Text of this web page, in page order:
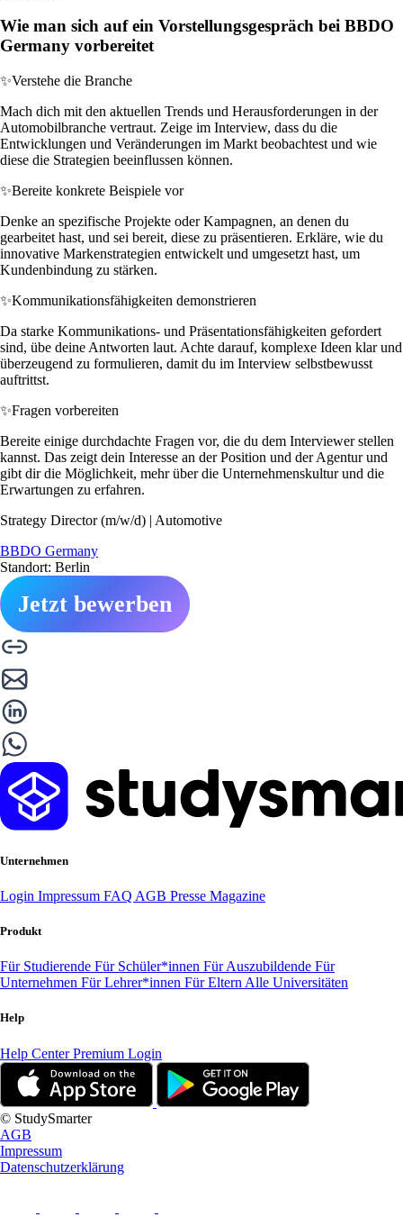
Wie man sich auf ein Vorstellungsgespräch bei BBDO
Germany vorbereitet
✨Verstehe die Branche
Mach dich mit den aktuellen Trends und Herausforderungen in der
Automobilbranche vertraut. Zeige im Interview, dass du die
Entwicklungen und Veränderungen im Markt beobachtest und wie
diese die Strategien beeinflussen können.
✨Bereite konkrete Beispiele vor
Denke an spezifische Projekte oder Kampagnen, an denen du
gearbeitet hast, und sei bereit, diese zu präsentieren. Erkläre, wie du
innovative Markenstrategien entwickelt und umgesetzt hast, um
Kundenbindung zu stärken.
✨Kommunikationsfähigkeiten demonstrieren
Da starke Kommunikations- und Präsentationsfähigkeiten gefordert
sind, übe deine Antworten laut. Achte darauf, komplexe Ideen klar und
überzeugend zu formulieren, damit du im Interview selbstbewusst
auftrittst.
✨Fragen vorbereiten
Bereite einige durchdachte Fragen vor, die du dem Interviewer stellen
kannst. Das zeigt dein Interesse an der Position und der Agentur und
gibt dir die Möglichkeit, mehr über die Unternehmenskultur und die
Erwartungen zu erfahren.
Strategy Director (m/w/d) | Automotive
BBDO Germany
Standort: Berlin
Jetzt bewerben
Unternehmen
Login Impressum FAQ AGB Presse Magazine
Produkt
Für Studierende Für Schüler*innen Für Auszubildende Für
Unternehmen Für Lehrer*innen Für Eltern Alle Universitäten
Help
Help CenterPremium Login
© StudySmarter
AGB
Impressum
Datenschutzerklärung